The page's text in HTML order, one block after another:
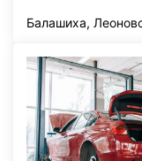
Балашиха,